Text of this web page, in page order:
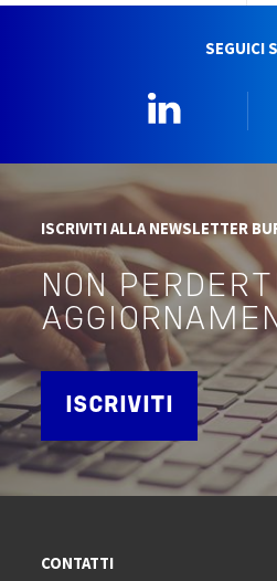
SEGUICI
ISCRIVITI ALLA NEWSLETTER
NON
ISCRIVITI
CONTATTI